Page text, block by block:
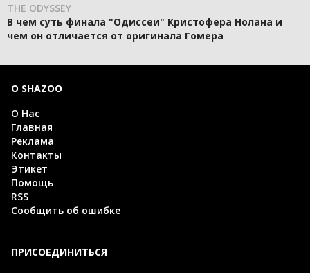
THE ODYSSEY
В чем суть финала "Одиссеи" Кристофера Нолана и
чем он отличается от оригинала Гомера
О SHAZOO
О Нас
Главная
Реклама
Контакты
Этикет
Помощь
RSS
Сообщить об ошибке
ПРИСОЕДИНИТЬСЯ